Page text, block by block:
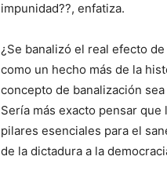
impunidad??, enfatiza.
¿Se banalizó el real efecto
como un hecho más de la
concepto de banalización
Sería más exacto pensar
pilares esenciales para el
de la dictadura a la